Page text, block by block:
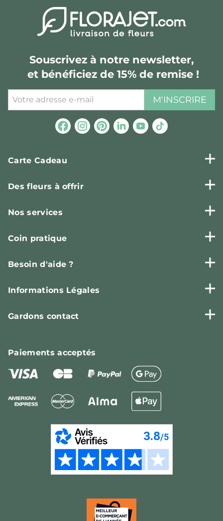
Souscrivez à notre newsletter,
et bénéficiez de 15% de remise !
M'INSCRIRE
Carte Cadeau
Des fleurs à offrir
Nos services
Coin pratique
Besoin d'aide ?
Informations Légales
Gardons contact
Paiementsacceptés